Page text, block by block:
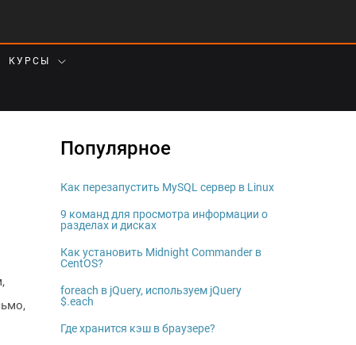
КУРСЫ
Популярное
Как перезапустить MySQL сервер в Linux
9 команд для просмотра информации о
разделах и дисках
Как установить Midnight Commander в
CentOS?
foreach в jQuery, используем jQuery
$.each
Где хранится кэш в браузере?